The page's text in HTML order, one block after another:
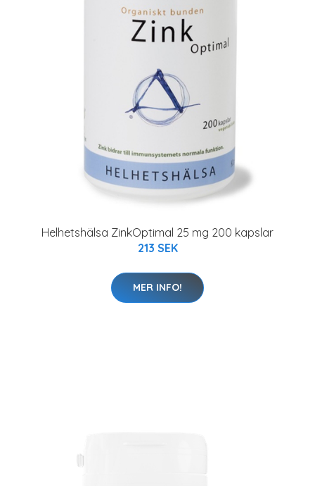
Helhetshälsa ZinkOptimal 25 mg 200 kapslar
213 SEK
MER INFO!